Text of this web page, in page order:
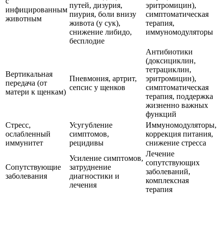
инфицированным
животным
путей, дизурия,
пиурия, боли внизу
живота (у сук),
снижение либидо,
бесплодие
эритромицин),
симптоматическая
терапия,
иммуномодуляторы
Вертикальная
передача (от
матери к щенкам)
Пневмония, артрит,
сепсис у щенков
Антибиотики
(доксициклин,
тетрациклин,
эритромицин),
симптоматическая
терапия, поддержка
жизненно важных
функций
Стресс,
ослабленный
иммунитет
Усугубление
симптомов,
рецидивы
Иммуномодуляторы,
коррекция питания,
снижение стресса
Сопутствующие
заболевания
Усиление симптомов,
затруднение
диагностики и
лечения
Лечение
сопутствующих
заболеваний,
комплексная
терапия